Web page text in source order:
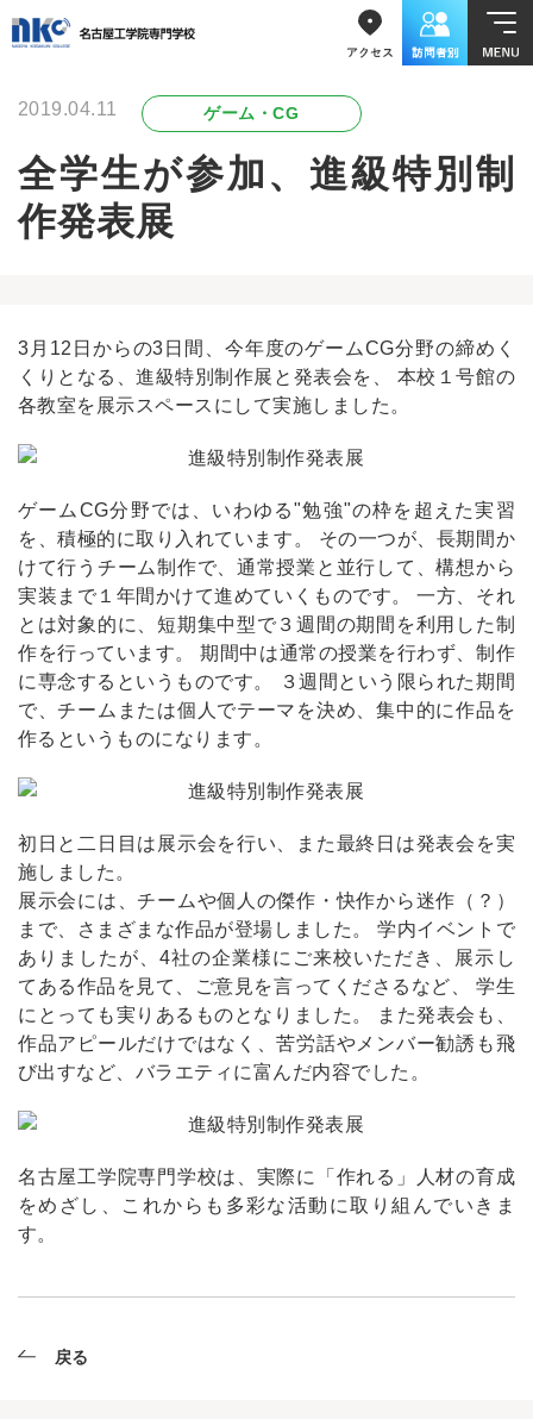
2019.04.11 ゲーム・CG
全学生が参加、進級特別制
作発表展
3月12日からの3日間、今年度のゲームCG分野の締めく
くりとなる、進級特別制作展と発表会を、 本校１号館の
各教室を展示スペースにして実施しました。
ゲームCG分野では、いわゆる"勉強"の枠を超えた実習
を、積極的に取り入れています。 その一つが、長期間か
けて行うチーム制作で、通常授業と並行して、構想から
実装まで１年間かけて進めていくものです。 一方、それ
とは対象的に、短期集中型で３週間の期間を利用した制
作を行っています。 期間中は通常の授業を行わず、制作
に専念するというものです。 ３週間という限られた期間
で、チームまたは個人でテーマを決め、集中的に作品を
作るというものになります。
初日と二日目は展示会を行い、また最終日は発表会を実
施しました。
展示会には、チームや個人の傑作・快作から迷作（？）
まで、さまざまな作品が登場しました。 学内イベントで
ありましたが、4社の企業様にご来校いただき、展示し
てある作品を見て、ご意見を言ってくださるなど、 学生
にとっても実りあるものとなりました。 また発表会も、
作品アピールだけではなく、苦労話やメンバー勧誘も飛
び出すなど、バラエティに富んだ内容でした。
名古屋工学院専門学校は、実際に「作れる」人材の育成
をめざし、これからも多彩な活動に取り組んでいきま
す。
戻る